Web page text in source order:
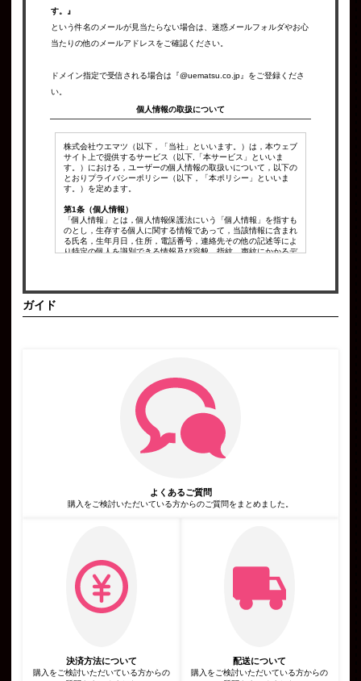
す。』
という件名のメールが見当たらない場合は、迷惑メールフォルダやお心
当たりの他のメールアドレスをご確認ください。
ドメイン指定で受信される場合は『@uematsu.co.jp』をご登録くださ
い。
個人情報の取扱について
株式会社ウエマツ（以下，「当社」といいます。）は，本ウェブ
サイト上で提供するサービス（以下,「本サービス」といいま
す。）における，ユーザーの個人情報の取扱いについて，以下の
とおりプライバシーポリシー（以下，「本ポリシー」といいま
す。）を定めます。
第1条（個人情報）
「個人情報」とは，個人情報保護法にいう「個人情報」を指すも
のとし，生存する個人に関する情報であって，当該情報に含まれ
る氏名，生年月日，住所，電話番号，連絡先その他の記述等によ
り特定の個人を識別できる情報及び容貌，指紋，声紋にかかるデ
第2条（個人情報の収集方法）
第3条（個人情報を収集・利用する目的）
当社が個人情報を収集・利用する目的は，以下のとおりです。
当社サービスの提供・運営のため
ユーザーからのお問い合わせに回答するため（本人確認を行うこ
ユーザーが利用中のサービスの新機能，更新情報，キャンペーン
等及び当社が提供する他のサービスの案内のメールを送付するた
広告，宣伝，マーケティングへの活用のため
利用規約に違反したユーザーや，不正・不当な目的でサービスを
第4条（利用目的の変更）
当社は，利用目的が変更前と関連性を有すると合理的に認められ
る場合に限り，個人情報の利用目的を変更するものとします。
利用目的の変更を行った場合には，変更後の目的について，当社
当社は，次に掲げる場合を除いて，あらかじめユーザーの同意を
得ることなく，第三者に個人情報を提供することはありません。
ガイド
よくあるご質問
購入をご検討いただいている方からのご質問をまとめました。
決済方法について
購入をご検討いただいている方からの
配送について
購入をご検討いただいている方からの